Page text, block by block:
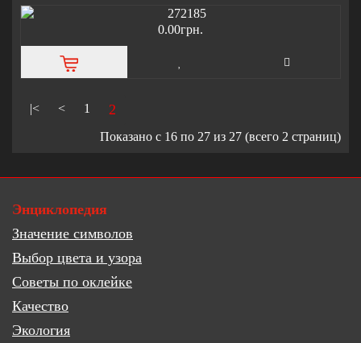
0.00грн.
|< < 1 2
Показано с 16 по 27 из 27 (всего 2 страниц)
Энциклопедия
Значение символов
Выбор цвета и узора
Советы по оклейке
Качество
Экология